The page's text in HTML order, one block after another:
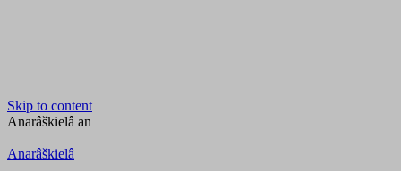
Skip to content
Anarâškielâ an
Anarâškielâ